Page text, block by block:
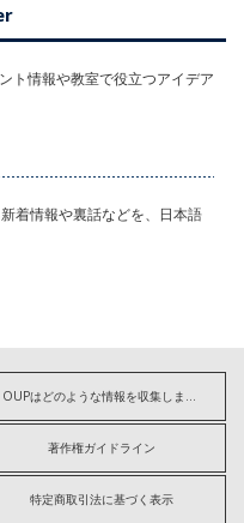
ト情報や教室で役立つアイデア
着情報や裏話などを、日本語
著作権ガイドライン
特定商取引法に基づく表示